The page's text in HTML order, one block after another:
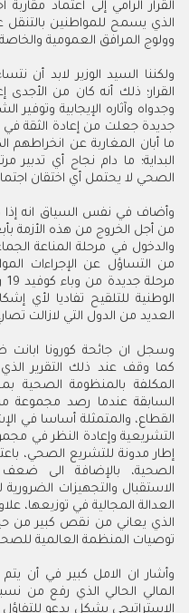
القرار الرامي إلى اعتماد
الذي يسمح للمواطنين بالتنقل
وولوج المرافق العمومية
ولكننا السيد الوزير لابد أن
القرار؛ ذلك أنه كان من
وجدواه وآثاره الإيجابية
جديدة جعلت من إعادة الثقة في
ما أبان المغاربة عن
البداية؛ ما دام نجاح أي تدبير
الصحي لا يحتمل أي اختقان
وأضاف في نفس السياق انه إذا
من أجل الخروج من هذه الأزمة
والدخول في مرحلة المناعة
من التساؤل عن الإجراءات
الوطنية للتلقيح تفاديا لأي
العديد من الدول التي لازالت
وسجل ان جائحة كورونا
كما وقف عند ذلك التقرير
المكلفة بالمنظومة الصحية
السابقة عندما رصد مجموعة
القطاع، والمتمثلة أساسا في
التشريعية وإعادة النظر في
إطار مدونة للتشريع الصحي،
الصحية، بالإضافة الى ضعف
الاستقبال والتجهيزات
العدالة المجالية في توزيعها،
الذي يعاني من نقص كبير من حيث
توصيات المنظمة العالمية
وأشار ان الامل كبير في أن
المالي الحالي الذي رفع من
الاستراتيجي بشكل يدعو